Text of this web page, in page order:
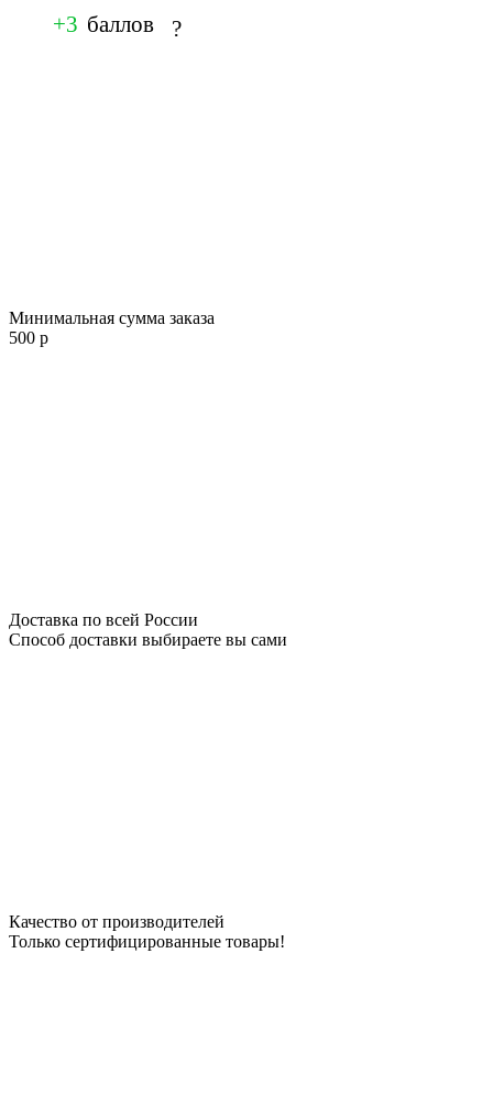
+3 баллов ?
Минимальная сумма заказа
500 р
Доставка по всей России
Способ доставки выбираете вы сами
Качество от производителей
Только сертифицированные товары!